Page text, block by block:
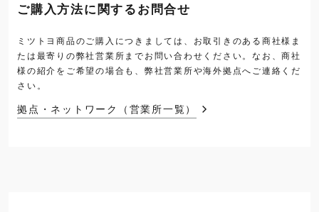
ご購入方法に関するお問合せ
ミツトヨ商品のご購入につきましては、お取引きのある商社様ま
たは最寄りの弊社営業所までお問い合わせください。なお、商社
様の紹介をご希望の場合も、弊社営業所や海外拠点へご連絡くだ
さい。
拠点・ネットワーク（営業所一覧）